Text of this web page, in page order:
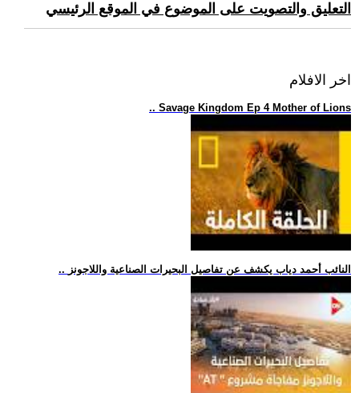
التعليق والتصويت على الموضوع في الموقع الرئيسي
اخر الافلام
.. Savage Kingdom Ep 4 Mother of Lions
.. النائب أحمد دياب يكشف عن تفاصيل البحيرات الصناعية واللاجونز